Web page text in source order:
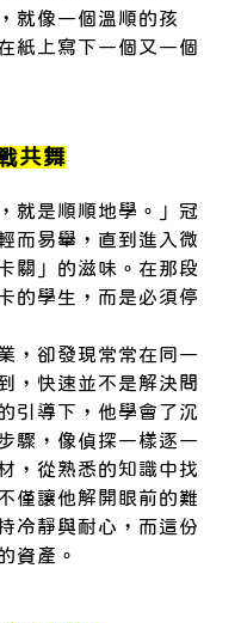
就像一個溫順的孩
紙上寫下一個又一個
共舞
就是順順地學。」冠
而易舉，直到進入微
關」的滋味。在那段
的學生，而是必須停
，卻發現常常在同一
，快速並不是解決問
引導下，他學會了沉
驟，像偵探一樣逐一
，從熟悉的知識中找
僅讓他解開眼前的難
冷靜與耐心，而這份
資產。